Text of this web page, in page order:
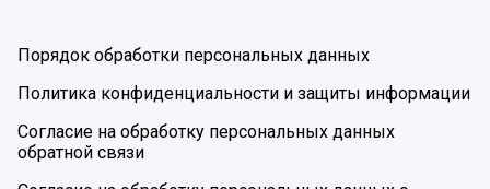
Порядок обработки персональных данных
Политика конфиденциальности и защиты информации
Согласие на обработку персональных данных
обратной связи